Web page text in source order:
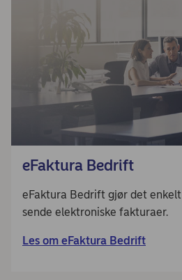
eFaktura Bedrift
eFaktura Bedrift gjør det
sende elektroniske fakturaer.
Les om eFaktura Bedrift